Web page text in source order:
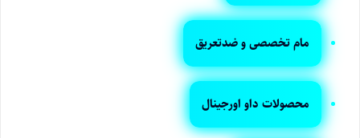
مام تخصصی و ضدتعریق
محصولات داو اورجینال